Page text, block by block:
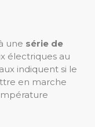
une série de
électriques au
indiquent si le
en marche